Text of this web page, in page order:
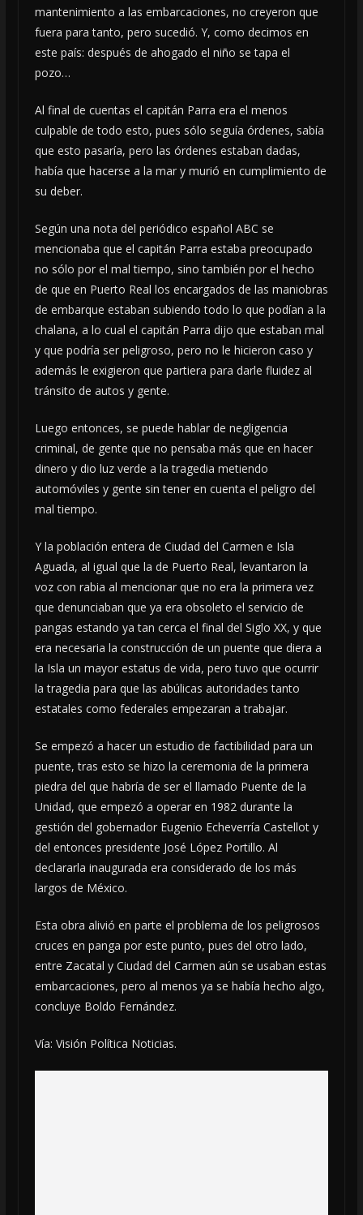
mantenimiento a las embarcaciones, no creyeron que
fuera para tanto, pero sucedió. Y, como decimos en
este país: después de ahogado el niño se tapa el
pozo…
Al final de cuentas el capitán Parra era el menos
culpable de todo esto, pues sólo seguía órdenes, sabía
que esto pasaría, pero las órdenes estaban dadas,
había que hacerse a la mar y murió en cumplimiento de
su deber.
Según una nota del periódico español ABC se
mencionaba que el capitán Parra estaba preocupado
no sólo por el mal tiempo, sino también por el hecho
de que en Puerto Real los encargados de las maniobras
de embarque estaban subiendo todo lo que podían a la
chalana, a lo cual el capitán Parra dijo que estaban mal
y que podría ser peligroso, pero no le hicieron caso y
además le exigieron que partiera para darle fluidez al
tránsito de autos y gente.
Luego entonces, se puede hablar de negligencia
criminal, de gente que no pensaba más que en hacer
dinero y dio luz verde a la tragedia metiendo
automóviles y gente sin tener en cuenta el peligro del
mal tiempo.
Y la población entera de Ciudad del Carmen e Isla
Aguada, al igual que la de Puerto Real, levantaron la
voz con rabia al mencionar que no era la primera vez
que denunciaban que ya era obsoleto el servicio de
pangas estando ya tan cerca el final del Siglo XX, y que
era necesaria la construcción de un puente que diera a
la Isla un mayor estatus de vida, pero tuvo que ocurrir
la tragedia para que las abúlicas autoridades tanto
estatales como federales empezaran a trabajar.
Se empezó a hacer un estudio de factibilidad para un
puente, tras esto se hizo la ceremonia de la primera
piedra del que habría de ser el llamado Puente de la
Unidad, que empezó a operar en 1982 durante la
gestión del gobernador Eugenio Echeverría Castellot y
del entonces presidente José López Portillo. Al
declararla inaugurada era considerado de los más
largos de México.
Esta obra alivió en parte el problema de los peligrosos
cruces en panga por este punto, pues del otro lado,
entre Zacatal y Ciudad del Carmen aún se usaban estas
embarcaciones, pero al menos ya se había hecho algo,
concluye Boldo Fernández.
Vía: Visión Política Noticias.